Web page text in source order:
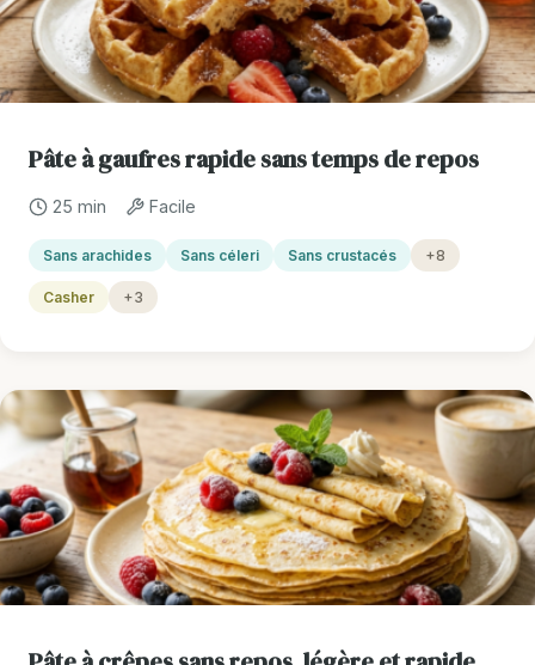
Pâte à gaufres rapide sans temps de repos
25 min Facile
Sans arachides Sans céleri Sans crustacés +8
Casher +3